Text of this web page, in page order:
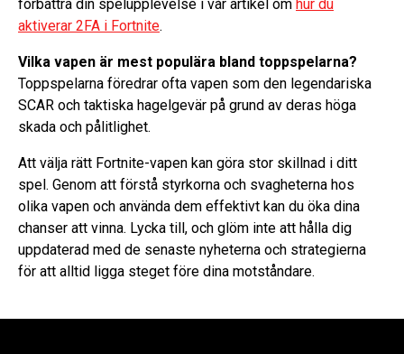
förbättra din spelupplevelse i vår artikel om hur du
aktiverar 2FA i Fortnite.
Vilka vapen är mest populära bland toppspelarna?
Toppspelarna föredrar ofta vapen som den legendariska
SCAR och taktiska hagelgevär på grund av deras höga
skada och pålitlighet.
Att välja rätt Fortnite-vapen kan göra stor skillnad i ditt
spel. Genom att förstå styrkorna och svagheterna hos
olika vapen och använda dem effektivt kan du öka dina
chanser att vinna. Lycka till, och glöm inte att hålla dig
uppdaterad med de senaste nyheterna och strategierna
för att alltid ligga steget före dina motståndare.